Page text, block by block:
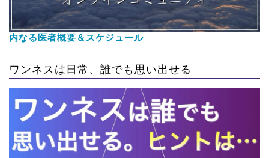
内なる医者概要＆スケジュール
ワンネスは日常、誰でも思い出せる